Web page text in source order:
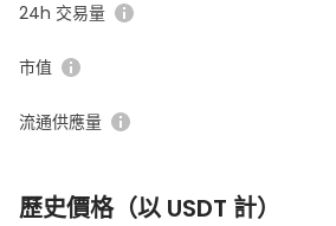
24h 交易量
市值
流通供應量
歷史價格（以 USDT 計）